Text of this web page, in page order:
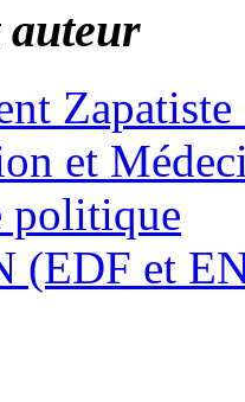
auteur
et
(EDF et